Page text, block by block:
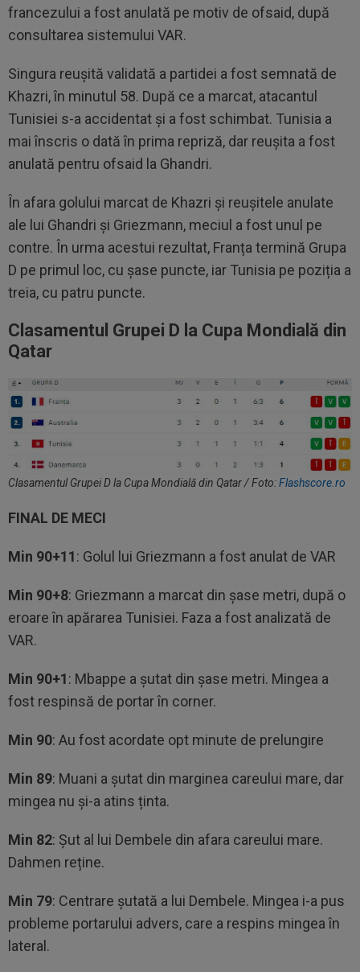
francezului a fost anulată pe motiv de ofsaid, după
consultarea sistemului VAR.
Singura reușită validată a partidei a fost semnată de
Khazri, în minutul 58. După ce a marcat, atacantul
Tunisiei s-a accidentat și a fost schimbat. Tunisia a
mai înscris o dată în prima repriză, dar reușita a fost
anulată pentru ofsaid la Ghandri.
În afara golului marcat de Khazri și reușitele anulate
ale lui Ghandri și Griezmann, meciul a fost unul pe
contre. În urma acestui rezultat, Franța termină Grupa
D pe primul loc, cu șase puncte, iar Tunisia pe poziția a
treia, cu patru puncte.
Clasamentul Grupei D la Cupa Mondială din
Qatar
Clasamentul Grupei D la Cupa Mondială din Qatar / Foto:Flashscore.ro
FINAL DE MECI
Min 90+11: Golul lui Griezmann a fost anulat de VAR
Min 90+8: Griezmann a marcat din șase metri, după o
eroare în apărarea Tunisiei. Faza a fost analizată de
VAR.
Min 90+1: Mbappe a șutat din șase metri. Mingea a
fost respinsă de portar în corner.
Min 90: Au fost acordate opt minute de prelungire
Min 89: Muani a șutat din marginea careului mare, dar
mingea nu și-a atins ținta.
Min 82: Șut al lui Dembele din afara careului mare.
Dahmen reține.
Min 79: Centrare șutată a lui Dembele. Mingea i-a pus
probleme portarului advers, care a respins mingea în
lateral.